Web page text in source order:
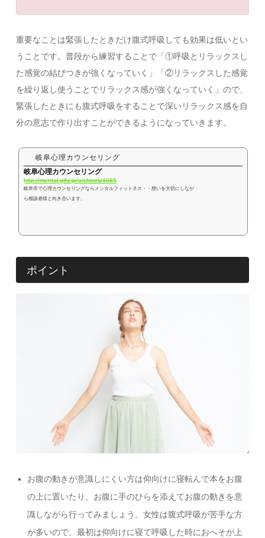
重要なことは緊張したときだけ腹式呼吸しても効果は低いとい
うことです。普段から練習することで「①呼吸とリラックスし
た感覚の結びつきが強くなっていく」「②リラックスした感覚
を繰り返し使うことでリラックス感が強くなっていく」ので、
緊張したときにも腹式呼吸をすることで深いリラックス感を自
分の意志で作り出すことができるようになっていきます。
岐阜心理カウンセリング
岐阜心理カウンセリング
http://mental-gifu.jp/archives/4085
岐阜市で心理カウンセリングならメンタルフィットネス・・想いを大切にしなが
ら相談者様と向き合います。
ポイント
お腹の動きが意識しにくい方は仰向けに寝転んで本をお腹
の上に置いたり、お腹に手のひらを添えてお腹の動きを意
識しながら行ってみましょう。女性は腹式呼吸が苦手な方
が多いので、最初は仰向けに寝て呼吸した時におへそが上